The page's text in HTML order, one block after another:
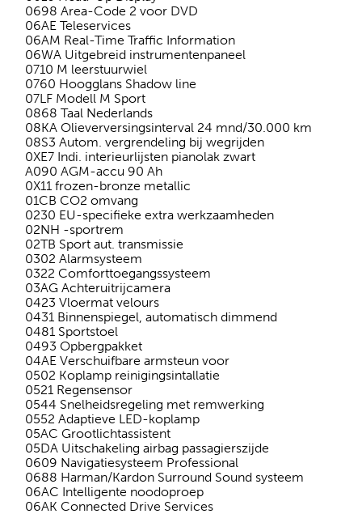
0698 Area-Code 2 voor DVD
06AE Teleservices
06AM Real-Time Traffic Information
06WA Uitgebreid instrumentenpaneel
0710 M leerstuurwiel
0760 Hoogglans Shadow line
07LF Modell M Sport
0868 Taal Nederlands
08KA Olieverversingsinterval 24 mnd/30.000 km
08S3 Autom. vergrendeling bij wegrijden
0XE7 Indi. interieurlijsten pianolak zwart
A090 AGM-accu 90 Ah
0X11 frozen-bronze metallic
01CB CO2 omvang
0230 EU-specifieke extra werkzaamheden
02NH -sportrem
02TB Sport aut. transmissie
0302 Alarmsysteem
0322 Comforttoegangssysteem
03AG Achteruitrijcamera
0423 Vloermat velours
0431 Binnenspiegel, automatisch dimmend
0481 Sportstoel
0493 Opbergpakket
04AE Verschuifbare armsteun voor
0502 Koplamp reinigingsintallatie
0521 Regensensor
0544 Snelheidsregeling met remwerking
0552 Adaptieve LED-koplamp
05AC Grootlichtassistent
05DA Uitschakeling airbag passagierszijde
0609 Navigatiesysteem Professional
0688 Harman/Kardon Surround Sound systeem
06AC Intelligente noodoproep
06AK Connected Drive Services